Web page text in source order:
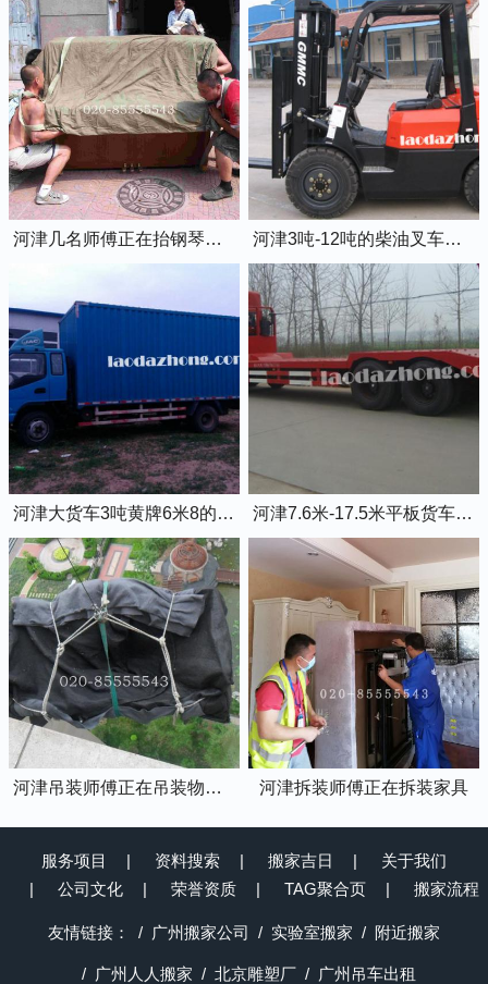
河津几名师傅正在抬钢琴上楼 河津3吨-12吨的柴油叉车出租
河津大货车3吨黄牌6米8的厢式货车 河津7.6米-17.5米平板货车出租
河津吊装师傅正在吊装物品上楼 河津拆装师傅正在拆装家具
服务项目 资料搜索 搬家吉日
关于我们
公司文化
荣誉资质 TAG聚合页 搬家流程
友情链接： 广州搬家公司 实验室搬家 附近搬家
广州人人搬家 北京雕塑厂 广州吊车出租